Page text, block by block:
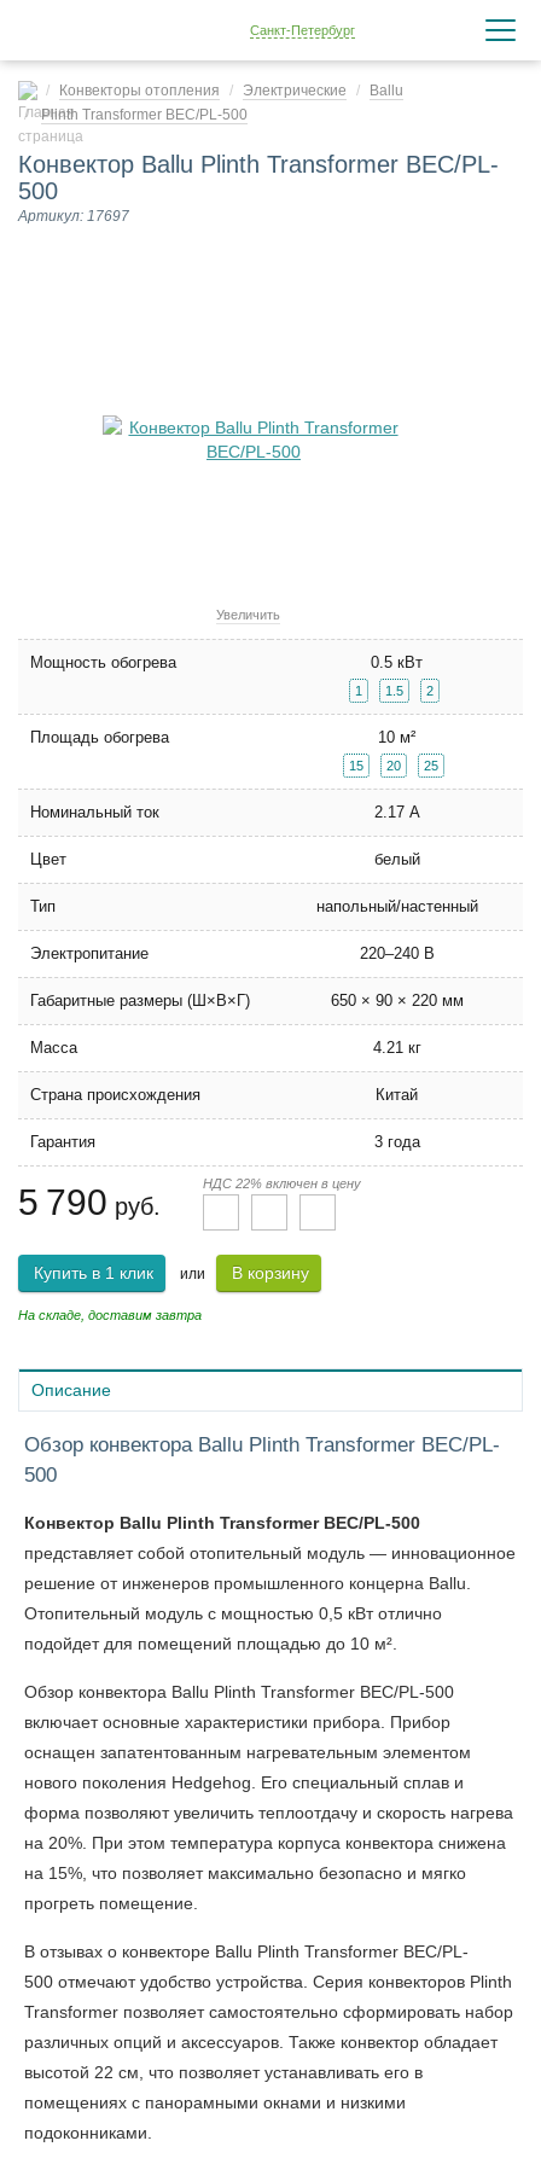
Санкт-Петербург
Конвекторы отопления Электрические
Ballu
Plinth Transformer BEC/PL-500
Конвектор Ballu Plinth Transformer BEC/PL-
500
Артикул: 17697
Увеличить
Мощность обогрева 0.5 кВт
1 1.5 2
Площадь обогрева 10 м²
15 20 25
Номинальный ток 2.17 А
Цвет белый
Тип напольный/настенный
Электропитание 220–240 В
Габаритные размеры (Ш×В×Г) 650 × 90 × 220 мм
Масса 4.21 кг
Страна происхождения Китай
Гарантия 3 года
5 790 руб.
НДС 22% включен в цену
Купить в 1 клик или В корзину
На складе, доставим завтра
Описание
Обзор конвектора Ballu Plinth Transformer BEC/PL-
500
Конвектор Ballu Plinth Transformer BEC/PL-500
представляет собой отопительный модуль — инновационное
решение от инженеров промышленного концерна Ballu.
Отопительный модуль с мощностью 0,5 кВт отлично
подойдет для помещений площадью до 10 м².
Обзор конвектора Ballu Plinth Transformer BEC/PL-500
включает основные характеристики прибора. Прибор
оснащен запатентованным нагревательным элементом
нового поколения Hedgehog. Его специальный сплав и
форма позволяют увеличить теплоотдачу и скорость нагрева
на 20%. При этом температура корпуса конвектора снижена
на 15%, что позволяет максимально безопасно и мягко
прогреть помещение.
В отзывах о конвекторе Ballu Plinth Transformer BEC/PL-
500 отмечают удобство устройства. Серия конвекторов Plinth
Transformer позволяет самостоятельно сформировать набор
различных опций и аксессуаров. Также конвектор обладает
высотой 22 см, что позволяет устанавливать его в
помещениях с панорамными окнами и низкими
подоконниками.